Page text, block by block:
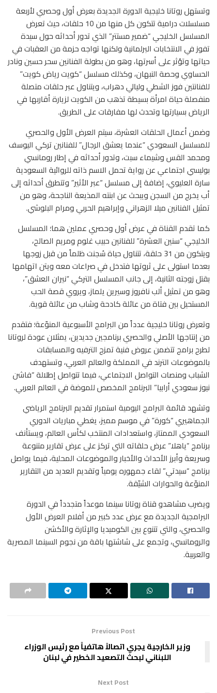
وتستهل روتانا خليجية الدورة الجديدة بعرض أول وحصري لأربعة
مسلسلات درامية تتكون كل منها من 10 حلقات، حيث تعرض
المسلسل الخليجي “ضمير مستتر” الذي تدور أحداثه حول سيدة
تفوز في الانتخابات البرلمانية ولكنها تواجه حزمة من العقبات في
حياتها وتؤثر على أسرتها، وهو من بطولة الفنانين سحر حسين ونادر
الحساوي وحصة النبهان، وكذلك مسلسل “كويت رياض كويت”
للفنانتين فوز الشطي وليالي دهراب، ويتناول عبر حلقات متصلة
منفصلة حياة امرأة بسيطة تذهب من الكويت لزيارة أقاربها في
الرياض بسيارتها وتحدث لها مفارقات على الطريق.
وضمن أعمال الحلقات العشرة، سيتم العرض الأول والحصري
للمسلسل السعودي “عندما يعشق الرجال” للفنانين تركي اليوسف
ومحمد القس وشيماء سبت، وتدور أحداثه في إطار رومانسي
بوليسي اجتماعي عن رواية تحمل الاسم ذاته للروائية السعودية
سارة العليوي، إضافة إلى مسلسل “عبر الأثير” وتتطرق أحداثه إلى
أب يخرج من السجن ويبحث عن ابنته المذيعة الناجحة، وهو من
تمثيل الفنانين ميلا الزهراني وإبراهيم الحربي ومرام البلوشي.
كما تقدم القناة في عرض أول وحصري عملين هما؛ المسلسل
الخليجي “سنين العشرة” للفنانين حبيب غلوم ومريم الصالح،
ويتكون من 31 حلقة، تتناول حياة سُجنت ظلماً من قبل زوجها
بعدما استولى على ثروتها فتدخل في صراعات معه ويتن اتهامها
بقتل زوجته الثانية، إلى جانب المسلسل التركي “نيران العشق”،
وهو من تمثيل ألب نافروز وسيرين يلماز، ويروي قصة الحب
المستحيل بين فتاة من عائلة كادحة وشاب من عائلة قوية.
وتعرض روتانا خليجية عدداً من البرامج الأسبوعية المنوّعة؛ فتقدم
من إنتاجها الأصلي والحصري برنامجين جديدين، يمثلان عودة لروتانا
لطرح برامج تتضمن عروض فنية تمزج الترفيه والمسابقات
بالموضوعات الترند في المملكة والعالم العربي، وتستهدف
الشباب ومنصات التواصل الاجتماعي، فيما تتواصل إطلالة “فاشن
نيوز سعودي أرابيا” البرنامج المخصص للموضة في العالم العربي.
وتشهد قائمة البرامج اليومية استمرار تقديم البرنامج الرياضي
الجماهيري “كورة” في موسم مميز، يغطي مباريات الدوري
السعودي الممتاز، واستعدادات المنتخب لكأس العالم، ويستأنف
برنامج “ياهلا” عرض حلقاته التي تركز على عرض تقارير متنوعة
وسريعة وأبرز الأحداث والأخبار والموضوعات المحلية، فيما يواصل
برنامج “سيدتي” لقاء جمهوره يومياً وتقديم العديد من التقارير
المنوّعة والحوارات الشيّقة.
ويضرب مشاهدو قناة روتانا سينما موعداً متجدداً في الدورة
البرامجية الجديدة مع عرض عدد كبير من أفلام العرض الأول
والحصري، والتي تتنوع بين الكوميديا والإثارة والأكشن
والرومانسي، وتجمع على شاشتها باقة من نجوم السينما المصرية
والعربية.
Previous Post
وزير الخارجية يجري اتصالاً هاتفياً مع رئيس الوزراء
اللبناني لبحث التصعيد الخطير في لبنان
Next Post